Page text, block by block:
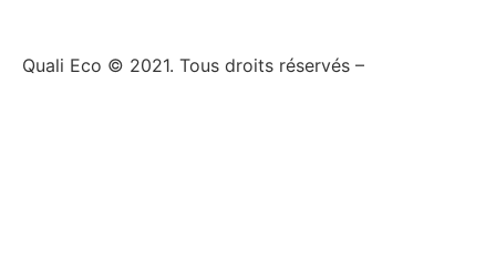
Quali Eco © 2021. Tous droits réservés –